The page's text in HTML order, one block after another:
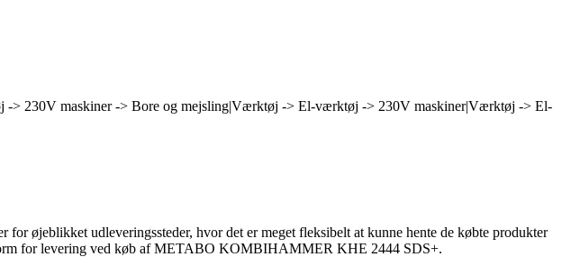
230V maskiner -> Bore og mejsling|Værktøj -> El-værktøj -> 230V maskiner|Værktøj -> El-
øjeblikket udleveringssteder, hvor det er meget fleksibelt at kunne hente de købte produkter
for levering ved køb af METABO KOMBIHAMMER KHE 2444 SDS+.